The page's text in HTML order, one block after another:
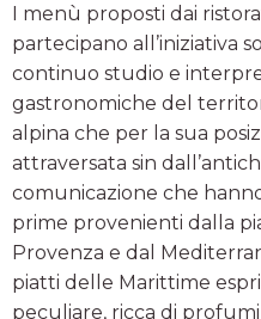
I menù proposti dai
partecipano all’iniziativa
continuo studio e
gastronomiche del
alpina che per la sua
attraversata sin
comunicazione che
prime provenienti dalla
Provenza e dal
piatti delle Marittime
peculiare, ricca di